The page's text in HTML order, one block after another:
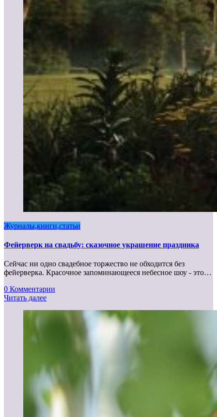
Журналы,книги,статьи
Фейерверк на свадьбу: сказочное украшение праздника
Сейчас ни одно свадебное торжество не обходится без
фейерверка. Красочное запоминающееся небесное шоу - это…
0 Комментарии
Читать далее